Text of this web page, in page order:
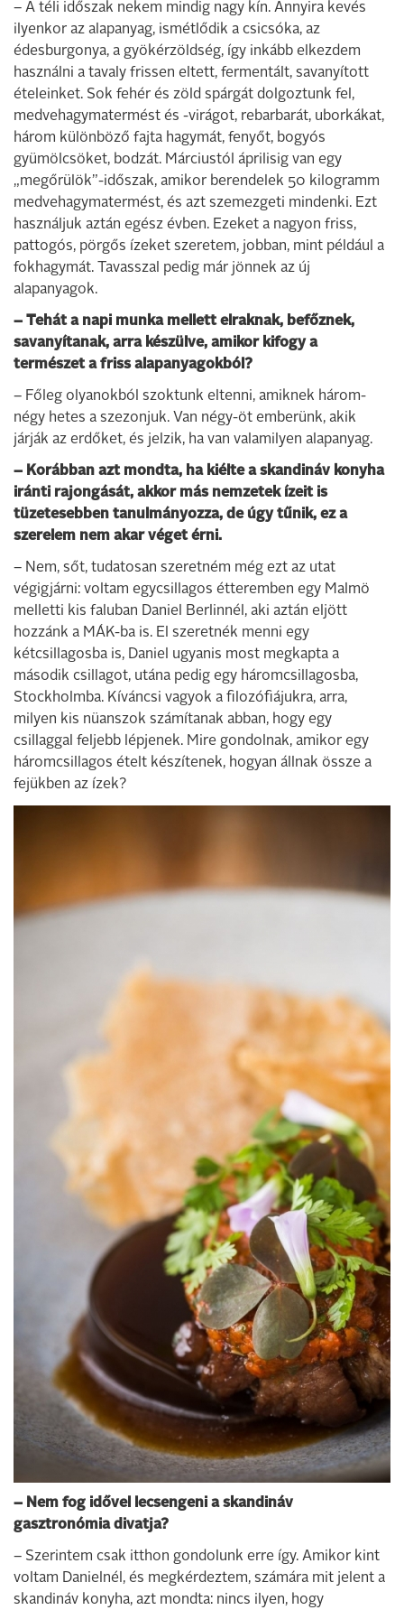
– A téli időszak nekem mindig nagy kín. Annyira kevés
ilyenkor az alapanyag, ismétlődik a csicsóka, az
édesburgonya, a gyökérzöldség, így inkább elkezdem
használni a tavaly frissen eltett, fermentált, savanyított
ételeinket. Sok fehér és zöld spárgát dolgoztunk fel,
medvehagymatermést és -virágot, rebarbarát, uborkákat,
három különböző fajta hagymát, fenyőt, bogyós
gyümölcsöket, bodzát. Márciustól áprilisig van egy
„megőrülök”-időszak, amikor berendelek 50 kilogramm
medvehagymatermést, és azt szemezgeti mindenki. Ezt
használjuk aztán egész évben. Ezeket a nagyon friss,
pattogós, pörgős ízeket szeretem, jobban, mint például a
fokhagymát. Tavasszal pedig már jönnek az új
alapanyagok.
– Tehát a napi munka mellett elraknak, befőznek,
savanyítanak, arra készülve, amikor kifogy a
természet a friss alapanyagokból?
– Főleg olyanokból szoktunk eltenni, amiknek három-
négy hetes a szezonjuk. Van négy-öt emberünk, akik
járják az erdőket, és jelzik, ha van valamilyen alapanyag.
– Korábban azt mondta, ha kiélte a skandináv konyha
iránti rajongását, akkor más nemzetek ízeit is
tüzetesebben tanulmányozza, de úgy tűnik, ez a
szerelem nem akar véget érni.
– Nem, sőt, tudatosan szeretném még ezt az utat
végigjárni: voltam egycsillagos étteremben egy Malmö
melletti kis faluban Daniel Berlinnél, aki aztán eljött
hozzánk a MÁK-ba is. El szeretnék menni egy
kétcsillagosba is, Daniel ugyanis most megkapta a
második csillagot, utána pedig egy háromcsillagosba,
Stockholmba. Kíváncsi vagyok a filozófiájukra, arra,
milyen kis nüanszok számítanak abban, hogy egy
csillaggal feljebb lépjenek. Mire gondolnak, amikor egy
háromcsillagos ételt készítenek, hogyan állnak össze a
fejükben az ízek?
– Nem fog idővel lecsengeni a skandináv
gasztronómia divatja?
– Szerintem csak itthon gondolunk erre így. Amikor kint
voltam Danielnél, és megkérdeztem, számára mit jelent a
skandináv konyha, azt mondta: nincs ilyen, hogy